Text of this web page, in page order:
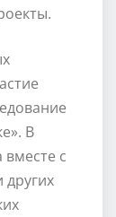
В
вместе с